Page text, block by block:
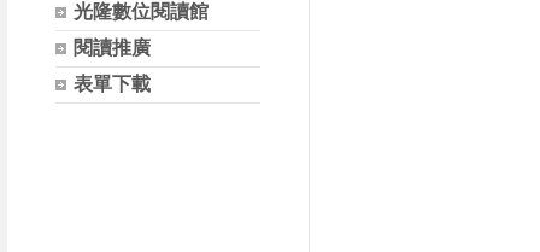
光隆數位閱讀館
閱讀推廣
表單下載